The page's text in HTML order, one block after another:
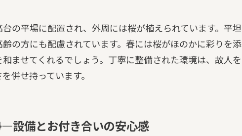
の平場に配置され、外周には桜が植えられています。平坦
の方にも配慮されています。春には桜がほのかに彩りを添
ませてくれるでしょう。丁寧に整備された環境は、故人を
併せ持っています。
設備とお付き合いの安心感